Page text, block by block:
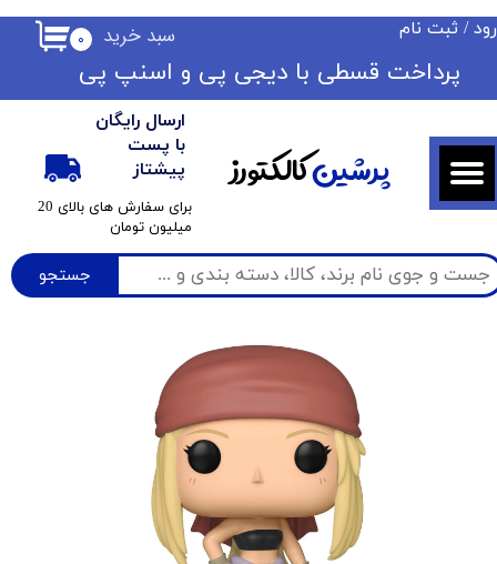
جستجو
ارسال رایگان
با پست
پیشتاز
​برای سفارش های بالای 20
میلیون تومان
۰ سبد خرید / ثبت نام
حساب کاربری من
تغییر گذر واژه
سفارشات
خروج از حساب کاربری
​​پرداخت قسطی با دیجی پی ​​​​​​​و اسنپ پی
پرشینکالکتورز